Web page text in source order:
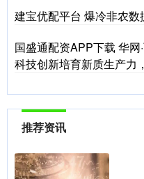
建宝优配平台 爆冷非农
国盛通配资APP下载 华
科技创新培育新质生产力
推荐资讯